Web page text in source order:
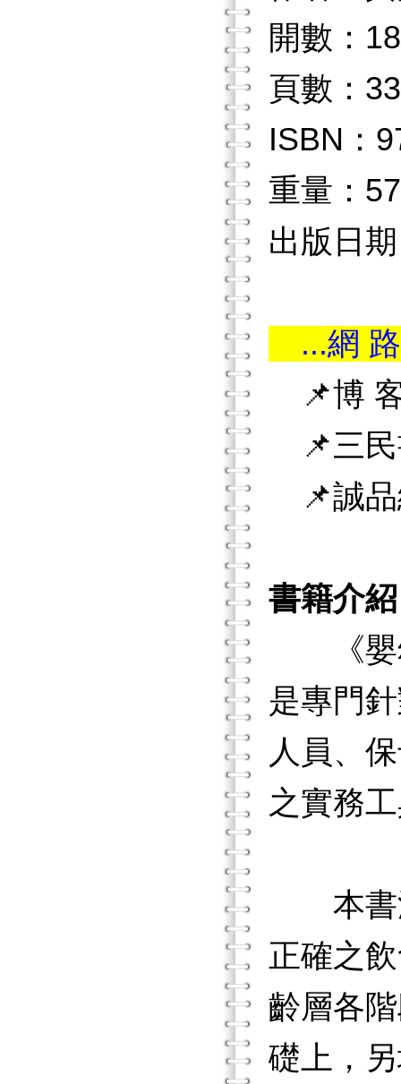
開數：18
頁數：
ISBN：
重量：
出版日
...網
📌博
📌三民
📌誠品
書籍介紹
《嬰幼
是專門
人員、
之實務
本書深
正確之
齡層各
礎上，